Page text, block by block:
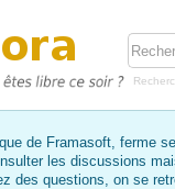
de Framasoft, ferme
les discussions
des questions, on se